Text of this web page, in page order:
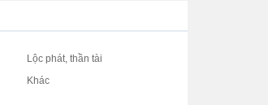
Lộc phát, thần tài
Khác